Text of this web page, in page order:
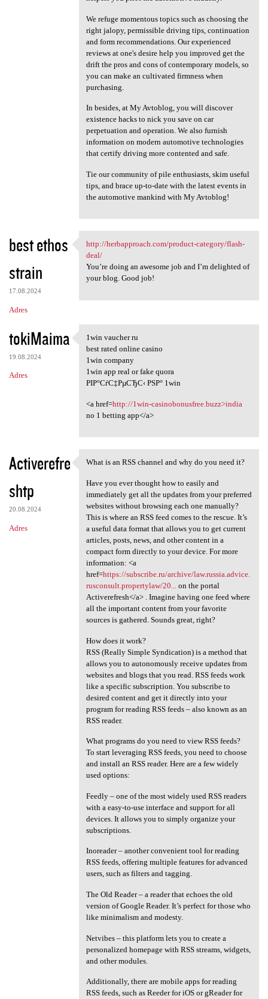
We refuge momentous topics such as choosing the
right jalopy, permissible driving tips, continuation
and form recommendations. Our experienced
reviews at one's desire help you improved get the
drift the pros and cons of contemporary models, so
you can make an cultivated firmness when
purchasing.
In besides, at My Avtoblog, you will discover
existence hacks to nick you save on car
perpetuation and operation. We also furnish
information on modern automotive technologies
that certify driving more contented and safe.
Tie our community of pile enthusiasts, skim useful
tips, and brace up-to-date with the latest events in
the automotive mankind with My Avtoblog!
best ethos
strain
17.08.2024
Adres
http://herbapproach.com
http://herbapproach.com/product-category/flash-
deal/
You’re doing an awesome job and I’m delighted of
your blog. Good job!
tokiMaima
19.08.2024
Adres
1win vaucher ru
1win vaucher ru
best rated online casino
1win company
1win app real or fake quora
РІР°СѓС‡РµСЂС‹ РЅР° 1win
<a href=http://1win-casinobonusfree.buzz>india
no 1 betting app</a>
Activerefre
shtp
20.08.2024
Adres
What is an RSS channel and
What is an RSS channel and why do you need it?
Have you ever thought how to easily and
immediately get all the updates from your preferred
websites without browsing each one manually?
This is where an RSS feed comes to the rescue. It’s
a useful data format that allows you to get current
articles, posts, news, and other content in a
compact form directly to your device. For more
information: <a
href=https://subscribe.ru/archive/law.russia.advice.
rusconsult.propertylaw/20...on the portal
Activerefresh</a> . Imagine having one feed where
all the important content from your favorite
sources is gathered. Sounds great, right?
How does it work?
RSS (Really Simple Syndication) is a method that
allows you to autonomously receive updates from
websites and blogs that you read. RSS feeds work
like a specific subscription. You subscribe to
desired content and get it directly into your
program for reading RSS feeds – also known as an
RSS reader.
What programs do you need to view RSS feeds?
To start leveraging RSS feeds, you need to choose
and install an RSS reader. Here are a few widely
used options:
Feedly – one of the most widely used RSS readers
with a easy-to-use interface and support for all
devices. It allows you to simply organize your
subscriptions.
Inoreader – another convenient tool for reading
RSS feeds, offering multiple features for advanced
users, such as filters and tagging.
The Old Reader – a reader that echoes the old
version of Google Reader. It’s perfect for those who
like minimalism and modesty.
Netvibes – this platform lets you to create a
personalized homepage with RSS streams, widgets,
and other modules.
Additionally, there are mobile apps for reading
RSS feeds, such as Reeder for iOS or gReader for